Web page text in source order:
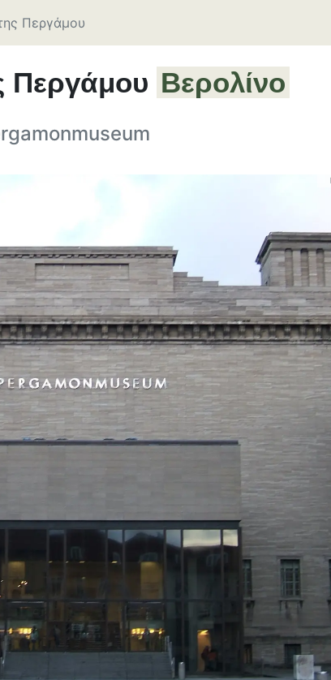
Περγάμου
Περγάμου Βερολίνο